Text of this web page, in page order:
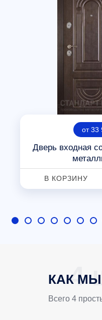
от 33
Дверь входная
В КОРЗИНУ
КАК
Всего 4